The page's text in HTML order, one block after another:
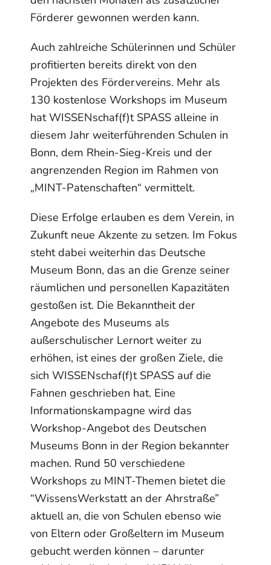
Förderer gewonnen werden kann.
Auch zahlreiche Schülerinnen und Schüler
profitierten bereits direkt von den
Projekten des Fördervereins. Mehr als
130 kostenlose Workshops im Museum
hat WISSENschaf(f)t SPASS alleine in
diesem Jahr weiterführenden Schulen in
Bonn, dem Rhein-Sieg-Kreis und der
angrenzenden Region im Rahmen von
„MINT-Patenschaften“ vermittelt.
Diese Erfolge erlauben es dem Verein, in
Zukunft neue Akzente zu setzen. Im Fokus
steht dabei weiterhin das Deutsche
Museum Bonn, das an die Grenze seiner
räumlichen und personellen Kapazitäten
gestoßen ist. Die Bekanntheit der
Angebote des Museums als
außerschulischer Lernort weiter zu
erhöhen, ist eines der großen Ziele, die
sich WISSENschaf(f)t SPASS auf die
Fahnen geschrieben hat. Eine
Informationskampagne wird das
Workshop-Angebot des Deutschen
Museums Bonn in der Region bekannter
machen. Rund 50 verschiedene
Workshops zu MINT-Themen bietet die
“WissensWerkstatt an der Ahrstraße”
aktuell an, die von Schulen ebenso wie
von Eltern oder Großeltern im Museum
gebucht werden können – darunter